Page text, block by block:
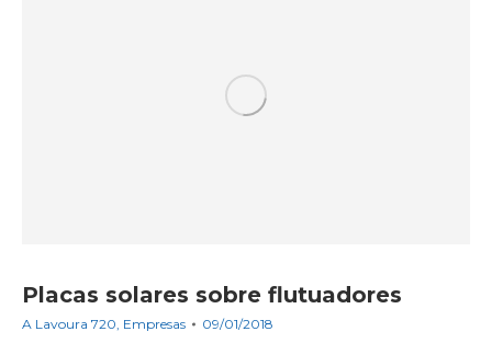
Placas solares sobre flutuadores
A Lavoura 720, Empresas 09/01/2018